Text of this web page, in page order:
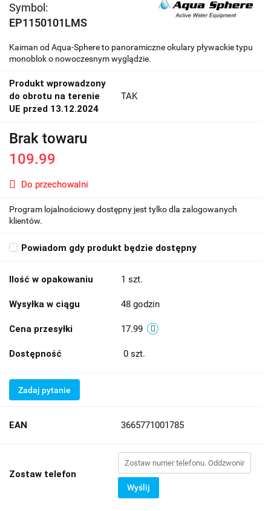
Symbol:
EP1150101LMS
Kaiman od Aqua-Sphere to panoramiczne okulary pływackie typu
monoblok o nowoczesnym wyglądzie.
Produkt wprowadzony
do obrotu na terenie
UE przed 13.12.2024
TAK
Brak towaru
109.99
Do przechowalni
Program lojalnościowy dostępny jest tylko dla zalogowanych
klientów.
Powiadom gdy produkt będzie dostępny
Ilość w opakowaniu 1 szt.
Wysyłka w ciągu 48 godzin
Cena przesyłki 17.99
Dostępność 0 szt.
Zadaj pytanie
EAN 3665771001785
Zostaw telefon
Wyślij